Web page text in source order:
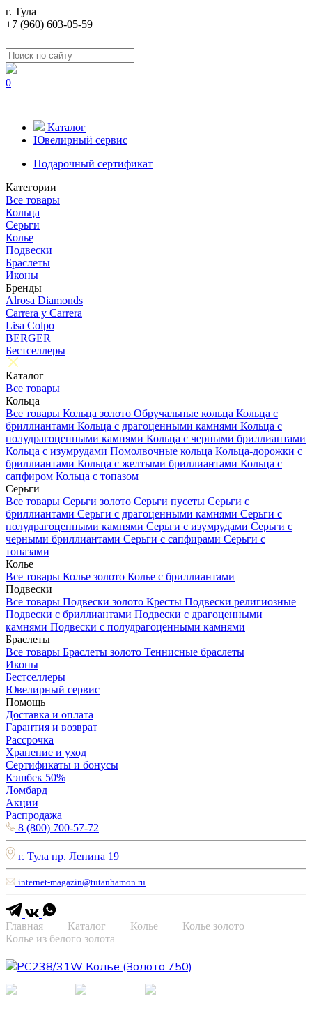
г. Тула
+7 (960) 603-05-59
0
Каталог
Ювелирный сервис
Подарочный сертификат
Категории
Все товары
Кольца
Серьги
Колье
Подвески
Браслеты
Иконы
Бренды
Alrosa Diamonds
Carrera y Carrera
Lisa Colpo
BERGER
Бестселлеры
Каталог
Все товары
Кольца
Все товары Кольца золото Обручальные кольца Кольца с
бриллиантами Кольца с драгоценными камнями Кольца с
полудрагоценными камнями Кольца с черными бриллиантами
Кольца с изумрудами Помолвочные кольца Кольца-дорожки с
бриллиантами Кольца с желтыми бриллиантами Кольца с
сапфиром Кольца с топазом
Серьги
Все товары Серьги золото Серьги пусеты Серьги с
бриллиантами Серьги с драгоценными камнями Серьги с
полудрагоценными камнями Серьги с изумрудами Серьги с
черными бриллиантами Серьги с сапфирами Серьги с
топазами
Колье
Все товары Колье золото Колье с бриллиантами
Подвески
Все товары Подвески золото Кресты Подвески религиозные
Подвески с бриллиантами Подвески с драгоценными
камнями Подвески с полудрагоценными камнями
Браслеты
Все товары Браслеты золото Теннисные браслеты
Иконы
Бестселлеры
Ювелирный сервис
Помощь
Доставка и оплата
Гарантия и возврат
Рассрочка
Хранение и уход
Сертификаты и бонусы
Кэшбек 50%
Ломбард
Акции
Распродажа
8 (800) 700-57-72
г. Тула пр. Ленина 19
internet-magazin@tutanhamon.ru
Главная — Каталог — Колье — Колье золото —
Колье из белого золота